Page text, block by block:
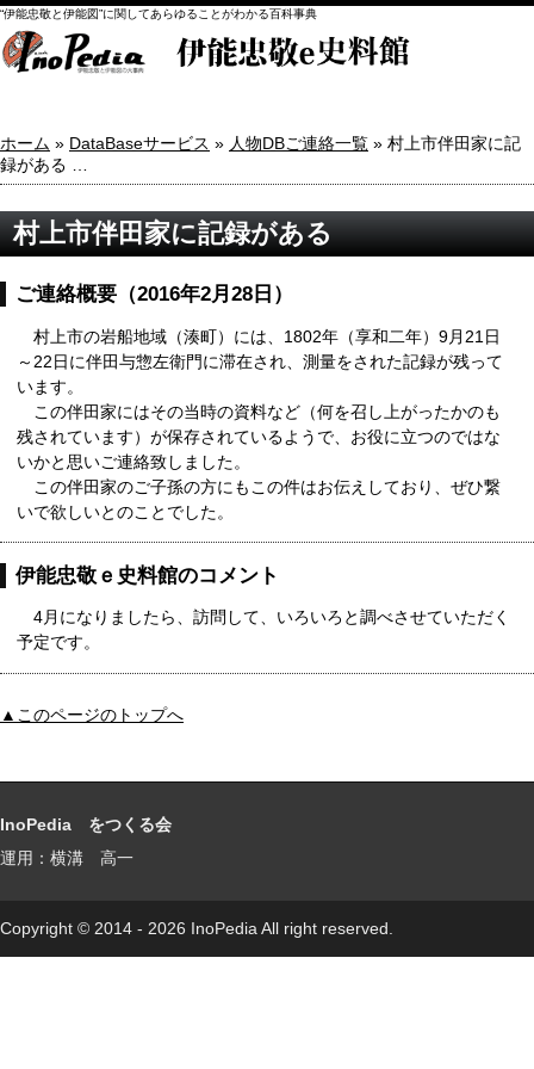
“伊能忠敬と伊能図”に関してあらゆることがわかる百科事典
ホーム » DataBaseサービス » 人物DBご連絡一覧 » 村上市伴田家に記
録がある …
村上市伴田家に記録がある
ご連絡概要（2016年2月28日）
村上市の岩船地域（湊町）には、1802年（享和二年）9月21日
～22日に伴田与惣左衛門に滞在され、測量をされた記録が残って
います。
この伴田家にはその当時の資料など（何を召し上がったかのも
残されています）が保存されているようで、お役に立つのではな
いかと思いご連絡致しました。
この伴田家のご子孫の方にもこの件はお伝えしており、ぜひ繋
いで欲しいとのことでした。
伊能忠敬ｅ史料館のコメント
4月になりましたら、訪問して、いろいろと調べさせていただく
予定です。
▲このページのトップへ
InoPedia をつくる会
運用：横溝 高一
Copyright © 2014 - 2026 InoPedia All right reserved.